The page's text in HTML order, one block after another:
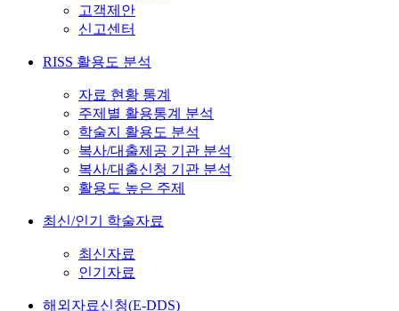
고객제안
신고센터
RISS 활용도 분석
자료 현황 통계
주제별 활용통계 분석
학술지 활용도 분석
복사/대출제공 기관 분석
복사/대출신청 기관 분석
활용도 높은 주제
최신/인기 학술자료
최신자료
인기자료
해외자료신청(E-DDS)